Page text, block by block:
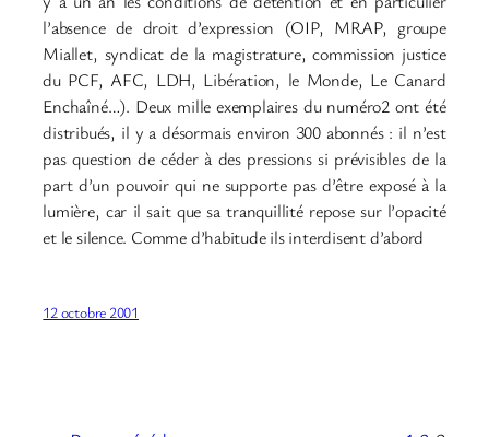
l’absence de droit d’expression (OIP, MRAP, groupe
Miallet, syndicat de la magistrature, commission justice
du PCF, AFC, LDH, Libération, le Monde, Le Canard
Enchaîné…). Deux mille exemplaires du numéro2 ont été
distribués, il y a désormais environ 300 abonnés : il n’est
pas question de céder à des pressions si prévisibles de la
part d’un pouvoir qui ne supporte pas d’être exposé à la
lumière, car il sait que sa tranquillité repose sur l’opacité
et le silence. Comme d’habitude ils interdisent d’abord
12 octobre 2001